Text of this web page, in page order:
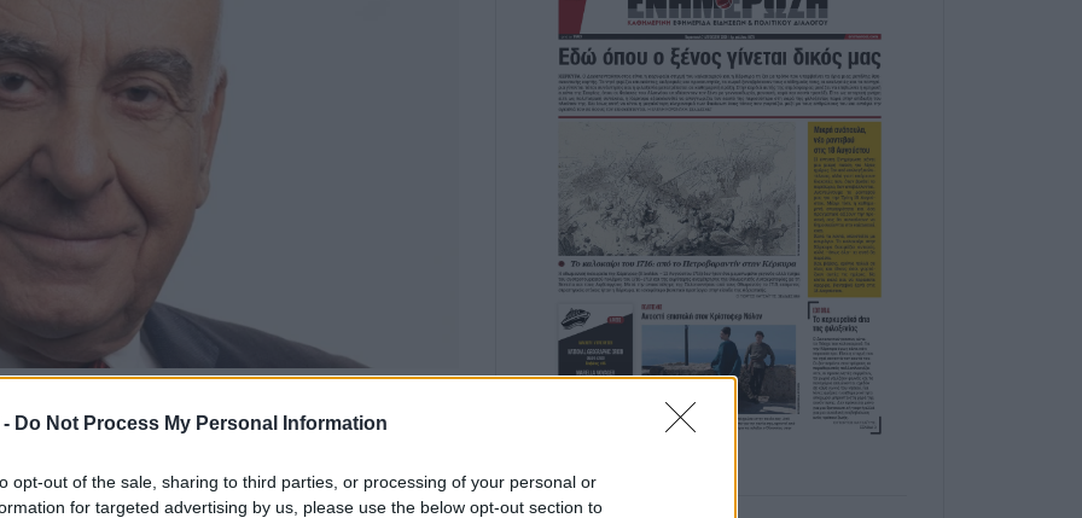
Do Not Process My Personal Information
opt-out of the sale, sharing to third parties, or processing of your personal or
for targeted advertising by us, please use the below opt-out section to
και να μετατρέψει το πρόβλημα
διαχείρισης των
όλη τη χώρα»